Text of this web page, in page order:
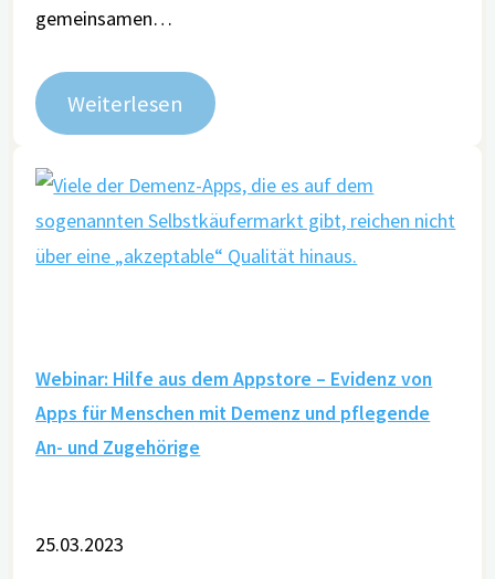
gemeinsamen…
Weiterlesen
Webinar: Hilfe aus dem Appstore – Evidenz von
Apps für Menschen mit Demenz und pflegende
An- und Zugehörige
25.03.2023